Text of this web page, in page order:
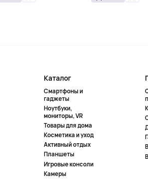
Каталог
Смартфоны и
гаджеты
Ноутбуки,
мониторы, VR
Товары для дома
Косметика и уход
Активный отдых
Планшеты
Игровые консоли
Камеры